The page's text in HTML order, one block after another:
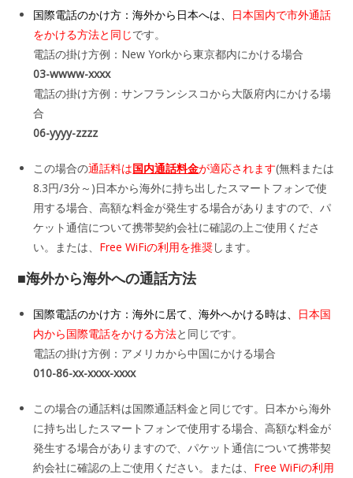
国際電話のかけ方：海外から日本へは、 日本国内で市外通話
をかける方法と同じです。
電話の掛け方例：New Yorkから東京都内にかける場合
03-wwww-xxxx
電話の掛け方例：サンフランシスコから大阪府内にかける場
合
06-yyyy-zzzz
この場合の通話料は国内通話料金が適応されます(無料または
8.3円/3分～)日本から海外に持ち出したスマートフォンで使
用する場合、高額な料金が発生する場合がありますので、パ
ケット通信について携帯契約会社に確認の上ご使用くださ
い。または、 Free WiFiの利用を推奨します。
■海外から海外への通話方法
国際電話のかけ方：海外に居て、海外へかける時は、 日本国
内から国際電話をかける方法と同じです。
電話の掛け方例：アメリカから中国にかける場合
010-86-xx-xxxx-xxxx
この場合の通話料は国際通話料金と同じです。日本から海外
に持ち出したスマートフォンで使用する場合、高額な料金が
発生する場合がありますので、パケット通信について携帯契
約会社に確認の上ご使用ください。または、 Free WiFiの利用